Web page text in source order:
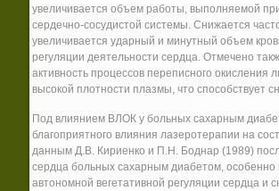
увеличивается объем работы, выполняемой
сердечно-сосудистой системы. Снижается
увеличивается ударный и минутный объем
регуляции деятельности сердца. Отмечено
активность процессов переписного
высокой плотности плазмы, что способствует
Под влиянием ВЛОК у больных сахарным
благоприятного влияния лазеротерапии на
данным Д.В. Кириенко и П.Н. Боднар (1989)
сердца больных сахарным диабетом, особенно
автономной вегетативной регуляции сердца и